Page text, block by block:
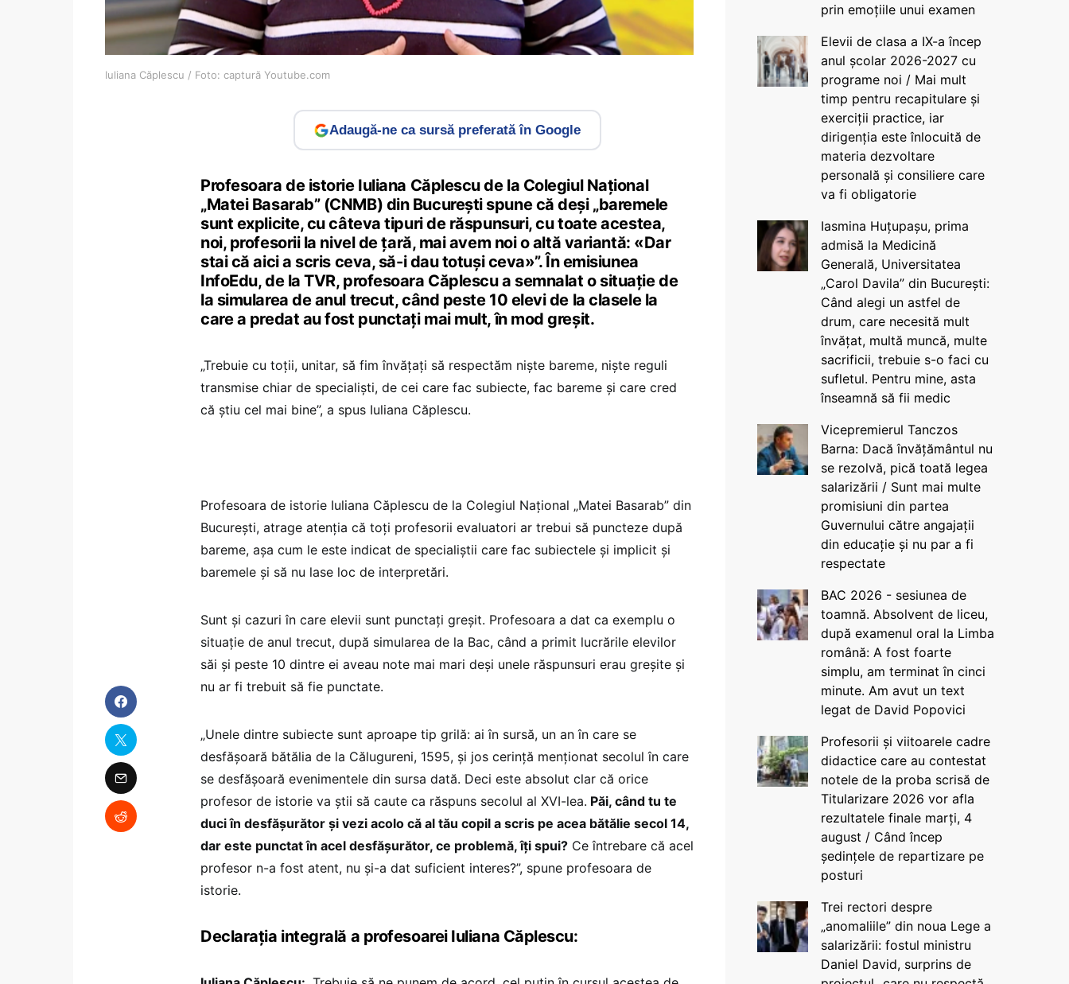
Iuliana Căplescu / Foto: captură Youtube.com
Adaugă-ne ca sursă preferată în Google
Profesoara de istorie Iuliana Căplescu de la Colegiul Național
„Matei Basarab” (CNMB) din București spune că deși „baremele
sunt explicite, cu câteva tipuri de răspunsuri, cu toate acestea,
noi, profesorii la nivel de țară, mai avem noi o altă variantă: «Dar
stai că aici a scris ceva, să-i dau totuși ceva»”. În emisiunea
InfoEdu, de la TVR, profesoara Căplescu a semnalat o situație de
la simularea de anul trecut, când peste 10 elevi de la clasele la
care a predat au fost punctați mai mult, în mod greșit.
„Trebuie cu toții, unitar, să fim învățați să respectăm niște bareme, niște reguli
transmise chiar de specialiști, de cei care fac subiecte, fac bareme și care cred
că știu cel mai bine”, a spus Iuliana Căplescu.
Profesoara de istorie Iuliana Căplescu de la Colegiul Național „Matei Basarab” din
București, atrage atenția că toți profesorii evaluatori ar trebui să puncteze după
bareme, așa cum le este indicat de specialiștii care fac subiectele și implicit și
baremele și să nu lase loc de interpretări.
Sunt și cazuri în care elevii sunt punctați greșit. Profesoara a dat ca exemplu o
situație de anul trecut, după simularea de la Bac, când a primit lucrările elevilor
săi și peste 10 dintre ei aveau note mai mari deși unele răspunsuri erau greșite și
nu ar fi trebuit să fie punctate.
„Unele dintre subiecte sunt aproape tip grilă: ai în sursă, un an în care se
desfășoară bătălia de la Călugureni, 1595, și jos cerință menționat secolul în care
se desfășoară evenimentele din sursa dată. Deci este absolut clar că orice
profesor de istorie va știi să caute ca răspuns secolul al XVI-lea. Păi, când tu te
duci în desfășurător și vezi acolo că al tău copil a scris pe acea bătălie secol 14,
dar este punctat în acel desfășurător, ce problemă, îți spui? Ce întrebare că acel
profesor n-a fost atent, nu și-a dat suficient interes?”, spune profesoara de
istorie.
Declarația integrală a profesoarei Iuliana Căplescu:
prin emoțiile unui examen
Elevii de clasa a IX-a încep
anul școlar 2026-2027 cu
programe noi / Mai mult
timp pentru recapitulare și
exerciții practice, iar
dirigenția este înlocuită de
materia dezvoltare
personală și consiliere care
va fi obligatorie
Iasmina Huțupașu, prima
admisă la Medicină
Generală, Universitatea
„Carol Davila” din București:
Când alegi un astfel de
drum, care necesită mult
învățat, multă muncă, multe
sacrificii, trebuie s-o faci cu
sufletul. Pentru mine, asta
înseamnă să fii medic
Vicepremierul Tanczos
Barna: Dacă învățământul nu
se rezolvă, pică toată legea
salarizării / Sunt mai multe
promisiuni din partea
Guvernului către angajații
din educație și nu par a fi
respectate
BAC 2026 - sesiunea de
toamnă. Absolvent de liceu,
după examenul oral la Limba
română: A fost foarte
simplu, am terminat în cinci
minute. Am avut un text
legat de David Popovici
Profesorii și viitoarele cadre
didactice care au contestat
notele de la proba scrisă de
Titularizare 2026 vor afla
rezultatele finale marți, 4
august / Când încep
ședințele de repartizare pe
posturi
Trei rectori despre
„anomaliile” din noua Lege a
salarizării: fostul ministru
Daniel David, surprins de